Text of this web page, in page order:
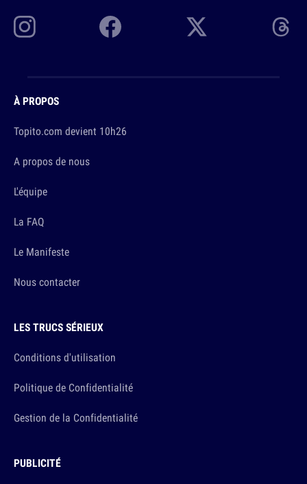
À PROPOS
Topito.com devient 10h26
A propos de nous
L'équipe
La FAQ
Le Manifeste
Nous contacter
LES TRUCS SÉRIEUX
Conditions d'utilisation
Politique de Confidentialité
Gestion de la Confidentialité
PUBLICITÉ